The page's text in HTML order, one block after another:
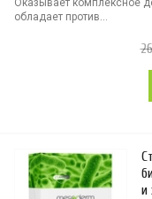
Оказывает комплексное
обладает против...
и